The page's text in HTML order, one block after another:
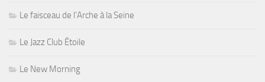
Le faisceau de l'Arche à la Seine
Le Jazz Club Étoile
Le New Morning